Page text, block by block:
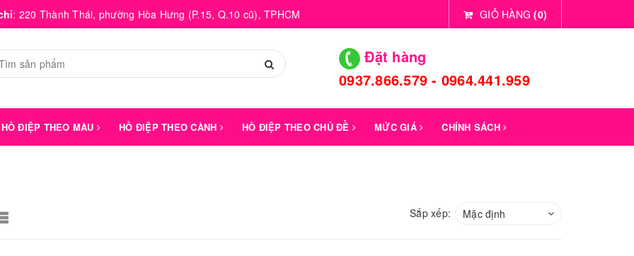
: 220 Thành Thái, phường Hòa Hưng (P.15, Q.10 cũ), TPHCM GIỎ HÀNG (0)
Đặt hàng
0937.866.579 - 0964.441.959
HỒ ĐIỆP THEO MÀU HỒ ĐIỆP THEO CÀNH HỒ ĐIỆP THEO CHỦ ĐỀ MỨC GIÁ CHÍNH SÁCH
Sắp xếp: Mặc định